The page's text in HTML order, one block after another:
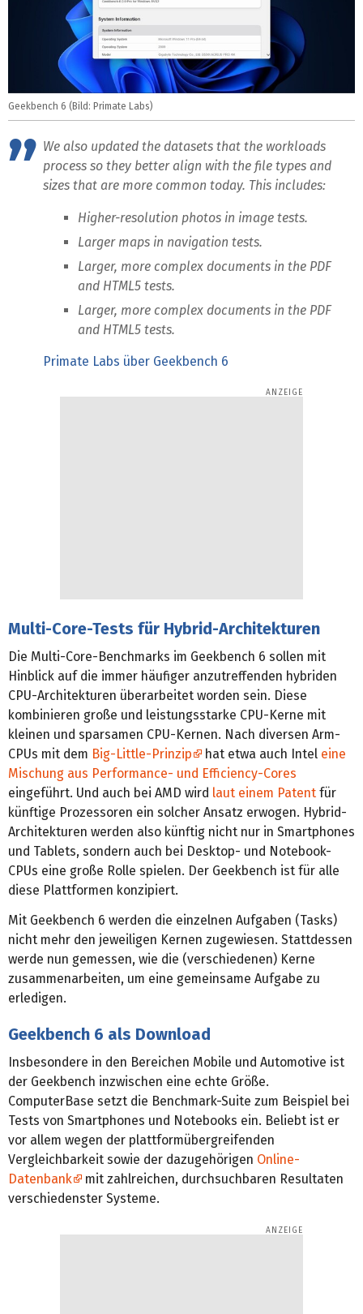
Geekbench 6 (Bild: Primate Labs)
We also updated the datasets that the workloads
process so they better align with the file types and
sizes that are more common today. This includes:
Higher-resolution photos in image tests.
Larger maps in navigation tests.
Larger, more complex documents in the PDF
and HTML5 tests.
Larger, more complex documents in the PDF
and HTML5 tests.
Primate Labs über Geekbench 6
Multi-Core-Tests für Hybrid-Architekturen
Die Multi-Core-Benchmarks im Geekbench 6 sollen mit
Hinblick auf die immer häufiger anzutreffenden hybriden
CPU-Architekturen überarbeitet worden sein. Diese
kombinieren große und leistungsstarke CPU-Kerne mit
kleinen und sparsamen CPU-Kernen. Nach diversen Arm-
CPUs mit dem Big-Little-Prinzip hat etwa auch Intel eine
Mischung aus Performance- und Efficiency-Cores
eingeführt. Und auch bei AMD wird laut einem Patent für
künftige Prozessoren ein solcher Ansatz erwogen. Hybrid-
Architekturen werden also künftig nicht nur in Smartphones
und Tablets, sondern auch bei Desktop- und Notebook-
CPUs eine große Rolle spielen. Der Geekbench ist für alle
diese Plattformen konzipiert.
Mit Geekbench 6 werden die einzelnen Aufgaben (Tasks)
nicht mehr den jeweiligen Kernen zugewiesen. Stattdessen
werde nun gemessen, wie die (verschiedenen) Kerne
zusammenarbeiten, um eine gemeinsame Aufgabe zu
erledigen.
Geekbench 6 als Download
Insbesondere in den Bereichen Mobile und Automotive ist
der Geekbench inzwischen eine echte Größe.
ComputerBase setzt die Benchmark-Suite zum Beispiel bei
Tests von Smartphones und Notebooks ein. Beliebt ist er
vor allem wegen der plattformübergreifenden
Vergleichbarkeit sowie der dazugehörigen Online-
Datenbank
mit zahlreichen, durchsuchbaren Resultaten
verschiedenster Systeme.